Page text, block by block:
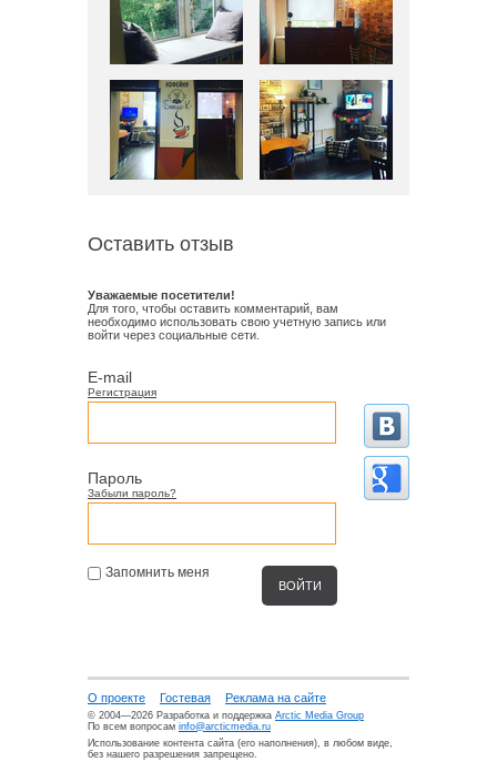
Оставить отзыв
Уважаемые посетители!
Для того, чтобы оставить комментарий, вам
необходимо использовать свою учетную запись или
войти через социальные сети.
E-mail
Регистрация
Пароль
Забыли пароль?
Запомнить меня
О проекте Гостевая Реклама на сайте
© 2004—2026 Разработка и поддержка Arctic Media Group
По всем вопросам info@arcticmedia.ru
Использование контента сайта (его наполнения), в любом виде,
без нашего разрешения запрещено.